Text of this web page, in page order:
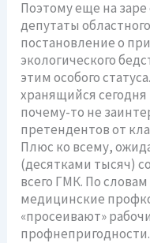
Поэтому еще на
депутаты
постановление о
экологического
этим особого
хранящийся сегодня
почему-то не
претендентов от
Плюс ко всему,
(десятками тысяч)
всего ГМК. По
медицинские
«просеивают»
профнепригодности.